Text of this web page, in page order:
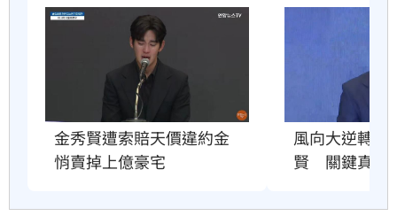
金秀賢遭索賠天價違約金
悄賣掉上億豪宅
風向大逆轉！
賢　關鍵真相